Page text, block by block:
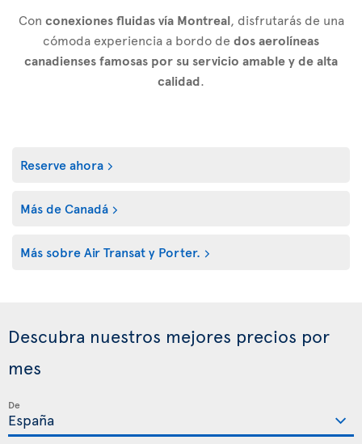
Con conexiones fluidas vía Montreal, disfrutarás de una
cómoda experiencia a bordo de dos aerolíneas
canadienses famosas por su servicio amable y de alta
calidad.
Reserve ahora
Más de Canadá
Más sobre Air Transat y Porter.
Descubra nuestros mejores precios por
mes
De